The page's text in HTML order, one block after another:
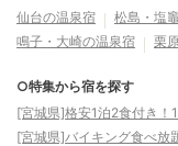
仙台の温泉宿
松島・塩
鳴子・大崎の温泉宿
栗
○特集から宿を探す
[宮城県]格安1泊2食付き！
[宮城県]バイキング食べ放